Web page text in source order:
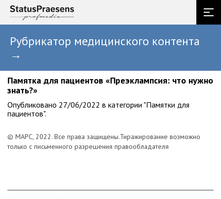
Рубрикатор медицинского контента
→
Памятка для пациентов «Преэклампсия: что нужно
знать?»
Опубликовано 27/06/2022 в категории "Памятки для
пациентов".
© МАРС, 2022. Все права защищены.Тиражирование возможно
только с письменного разрешения правообладателя